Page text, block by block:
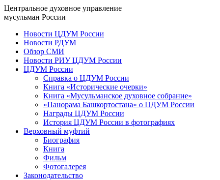
Центральное духовное управление
мусульман России
Новости ЦДУМ России
Новости РДУМ
Обзор СМИ
Новости РИУ ЦДУМ России
ЦДУМ России
Справка о ЦДУМ России
Книга «Исторические очерки»
Книга «Мусульманское духовное собрание»
«Панорама Башкортостана» о ЦДУМ России
Награды ЦДУМ России
История ЦДУМ России в фотографиях
Верховный муфтий
Биография
Книга
Фильм
Фотогалерея
Законодательство